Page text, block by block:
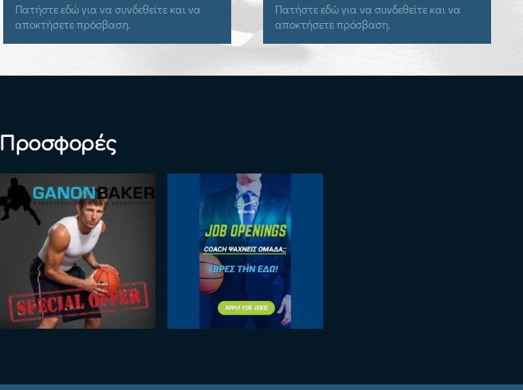
Εγγραφείτε εδώ για να αποκτήσετε
πρόσβαση.
Πατήστε εδώ για να συνδεθείτε και να
αποκτήσετε πρόσβαση.
Προσφορές